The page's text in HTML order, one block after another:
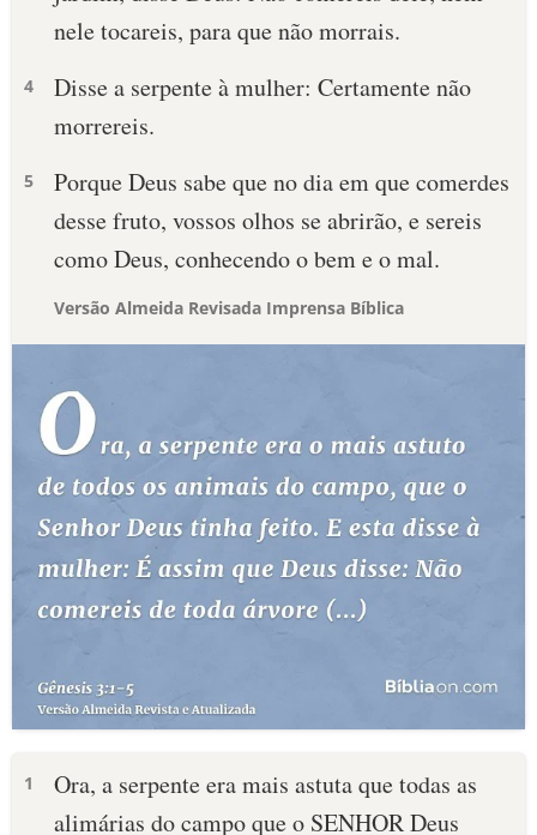
nele tocareis, para que não morrais.
4
Disse a serpente à mulher: Certamente não
morrereis.
5
Porque Deus sabe que no dia em que comerdes
desse fruto, vossos olhos se abrirão, e sereis
como Deus, conhecendo o bem e o mal.
Versão Almeida Revisada Imprensa Bíblica
1
Ora, a serpente era mais astuta que todas as
alimárias do campo que o SENHOR Deus